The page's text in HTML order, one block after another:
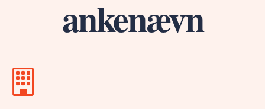
ankenævn